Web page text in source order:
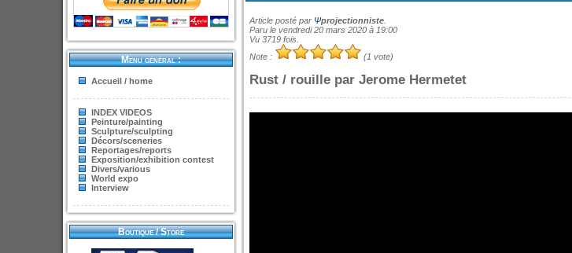
Menu général :
Accueil / home
INDEX VIDEOS
Peinture/painting
Sculpture/sculpting
Décors/sceneries
Reportages/reports
Exposition/exhibition contest
Divers/various
World expo
Interview
Boutique / Store
Article posté par Ψprojectionniste
Paru le vendredi 20 mars 2020 à 19:00
Vu 3719 fois.
Note :
(1 vote)
Rust / rouille par Jerome Hermetet